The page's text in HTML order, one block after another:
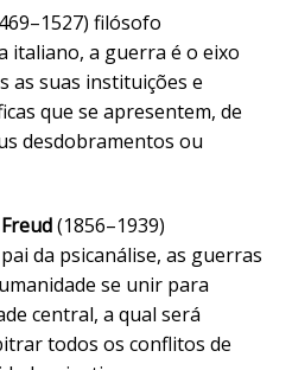
filósofo
italiano, a guerra é o eixo
as suas instituições e
que se apresentem, de
desdobramentos ou
(1856–1939)
da psicanálise, as guerras
se unir para
central, a qual será
todos os conflitos de